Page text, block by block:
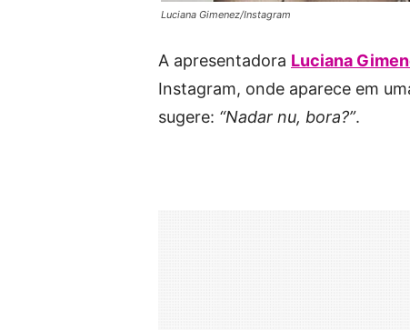
Luciana Gimenez/Instagram
A apresentadora Luciana
Instagram, onde aparece em
sugere: “Nadar nu, bora?”.